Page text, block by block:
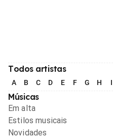
Todos artistas
A B C D E F G H I
Músicas
Em alta
Estilos musicais
Novidades